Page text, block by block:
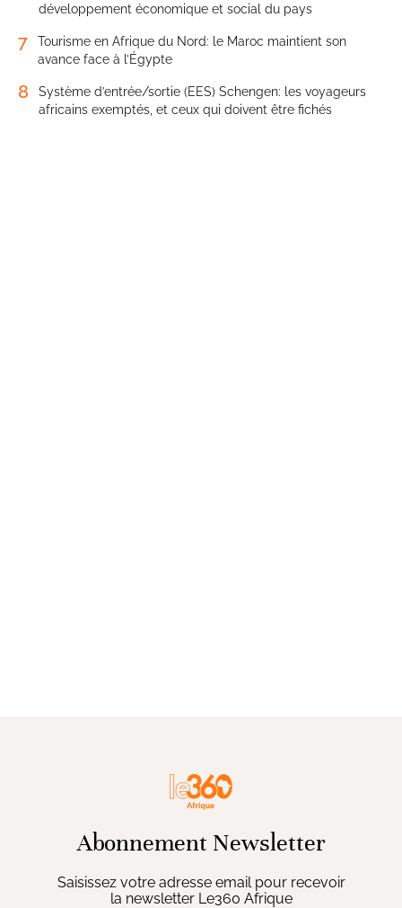
développement économique et social du pays
7
Tourisme en Afrique du Nord: le Maroc maintient son
avance face à l’Égypte
8
Système d’entrée/sortie (EES) Schengen: les voyageurs
africains exemptés, et ceux qui doivent être fichés
Abonnement Newsletter
Saisissez votre adresse email pour recevoir
la newsletter Le360 Afrique